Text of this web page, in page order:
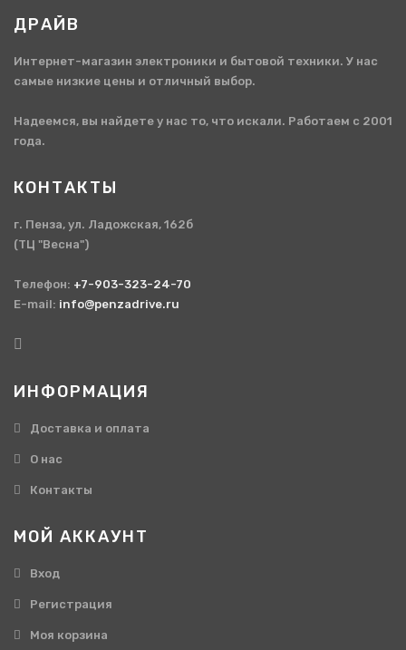
ДРАЙВ
Интернет-магазин электроники и бытовой техники. У нас
самые низкие цены и отличный выбор.
Надеемся, вы найдете у нас то, что искали. Работаем с 2001
года.
КОНТАКТЫ
г. Пенза, ул. Ладожская, 162б
(ТЦ "Весна")
Телефон: +7-903-323-24-70
E-mail: info@penzadrive.ru
ИНФОРМАЦИЯ
Доставка и оплата
О нас
Контакты
МОЙ АККАУНТ
Вход
Регистрация
Моя корзина